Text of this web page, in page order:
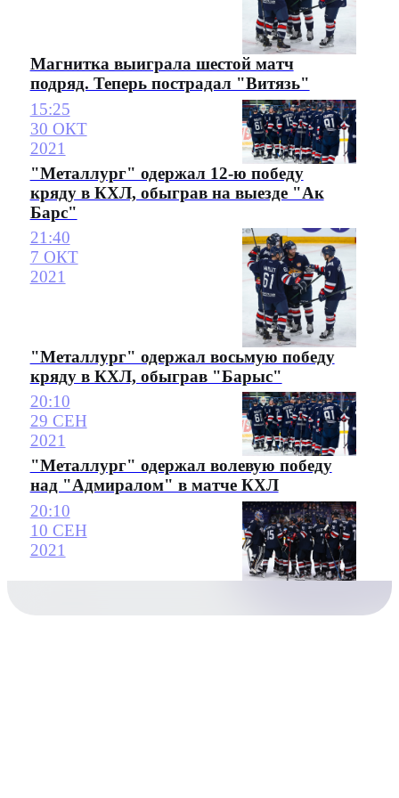
Магнитка выиграла шестой матч
подряд. Теперь пострадал "Витязь"
15:25
30 ОКТ
2021
"Металлург" одержал 12-ю победу
кряду в КХЛ, обыграв на выезде "Ак
Барс"
21:40
7 ОКТ
2021
"Металлург" одержал восьмую победу
кряду в КХЛ, обыграв "Барыс"
20:10
29 СЕН
2021
"Металлург" одержал волевую победу
над "Адмиралом" в матче КХЛ
20:10
10 СЕН
2021